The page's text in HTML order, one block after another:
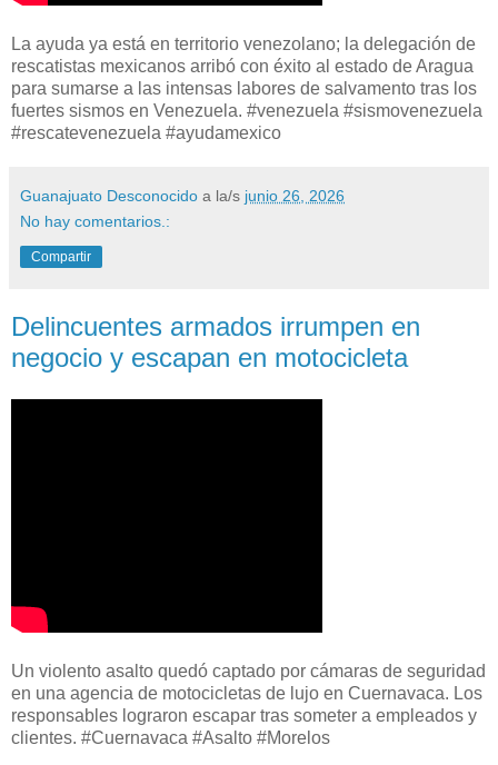
La ayuda ya está en territorio venezolano; la delegación de
rescatistas mexicanos arribó con éxito al estado de Aragua
para sumarse a las intensas labores de salvamento tras los
fuertes sismos en Venezuela. #venezuela #sismovenezuela
#rescatevenezuela #ayudamexico
Guanajuato Desconocido a la/s junio 26, 2026
No hay comentarios.:
Compartir
Delincuentes armados irrumpen en
negocio y escapan en motocicleta
Un violento asalto quedó captado por cámaras de seguridad
en una agencia de motocicletas de lujo en Cuernavaca. Los
responsables lograron escapar tras someter a empleados y
clientes. #Cuernavaca #Asalto #Morelos